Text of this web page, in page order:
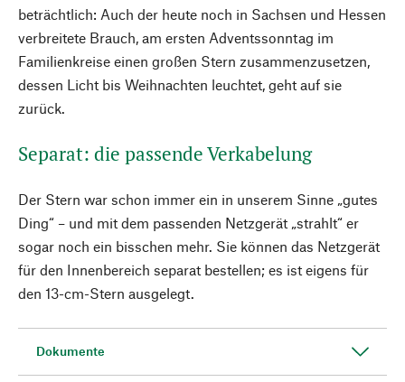
beträchtlich: Auch der heute noch in Sachsen und Hessen
verbreitete Brauch, am ersten Adventssonntag im
Familienkreise einen großen Stern zusammenzusetzen,
dessen Licht bis Weihnachten leuchtet, geht auf sie
zurück.
Separat: die passende Verkabelung
Der Stern war schon immer ein in unserem Sinne „gutes
Ding“ – und mit dem passenden Netzgerät „strahlt“ er
sogar noch ein bisschen mehr. Sie können das Netzgerät
für den Innenbereich separat bestellen; es ist eigens für
den 13-cm-Stern ausgelegt.
Dokumente